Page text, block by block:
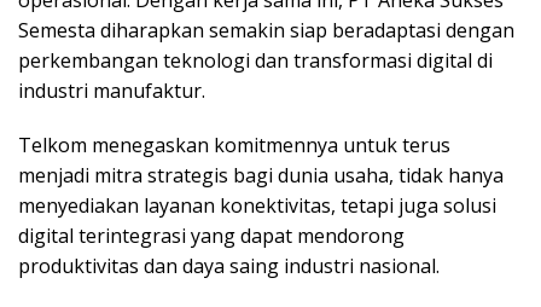
Semesta diharapkan semakin siap beradaptasi dengan
perkembangan teknologi dan transformasi digital di
industri manufaktur.
Telkom menegaskan komitmennya untuk terus
menjadi mitra strategis bagi dunia usaha, tidak hanya
menyediakan layanan konektivitas, tetapi juga solusi
digital terintegrasi yang dapat mendorong
produktivitas dan daya saing industri nasional.